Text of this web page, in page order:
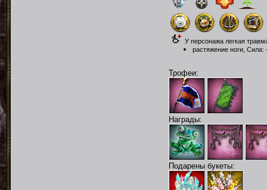
У персонажа легкая
растяжение ноги,
Трофеи:
Награды:
Подарены букеты: